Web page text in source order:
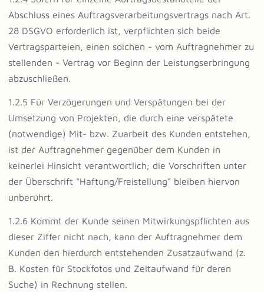
Abschluss eines Auftragsverarbeitungsvertrags nach Art.
28 DSGVO erforderlich ist, verpflichten sich beide
Vertragsparteien, einen solchen - vom Auftragnehmer zu
stellenden - Vertrag vor Beginn der Leistungserbringung
abzuschließen.
1.2.5 Für Verzögerungen und Verspätungen bei der
Umsetzung von Projekten, die durch eine verspätete
(notwendige) Mit- bzw. Zuarbeit des Kunden entstehen,
ist der Auftragnehmer gegenüber dem Kunden in
keinerlei Hinsicht verantwortlich; die Vorschriften unter
der Überschrift "Haftung/Freistellung" bleiben hiervon
unberührt.
1.2.6 Kommt der Kunde seinen Mitwirkungspflichten aus
dieser Ziffer nicht nach, kann der Auftragnehmer dem
Kunden den hierdurch entstehenden Zusatzaufwand (z.
B. Kosten für Stockfotos und Zeitaufwand für deren
Suche) in Rechnung stellen.